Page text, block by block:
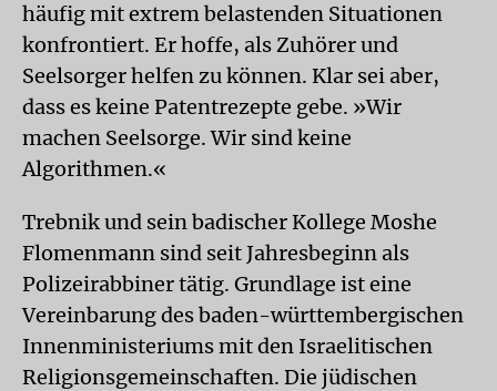
häufig mit extrem belastenden Situationen
konfrontiert. Er hoffe, als Zuhörer und
Seelsorger helfen zu können. Klar sei aber,
dass es keine Patentrezepte gebe. »Wir
machen Seelsorge. Wir sind keine
Algorithmen.«
Trebnik und sein badischer Kollege Moshe
Flomenmann sind seit Jahresbeginn als
Polizeirabbiner tätig. Grundlage ist eine
Vereinbarung des baden-württembergischen
Innenministeriums mit den Israelitischen
Religionsgemeinschaften. Die jüdischen